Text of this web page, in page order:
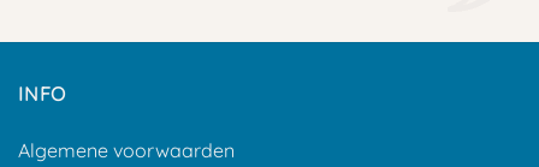
INFO
Algemene voorwaarden